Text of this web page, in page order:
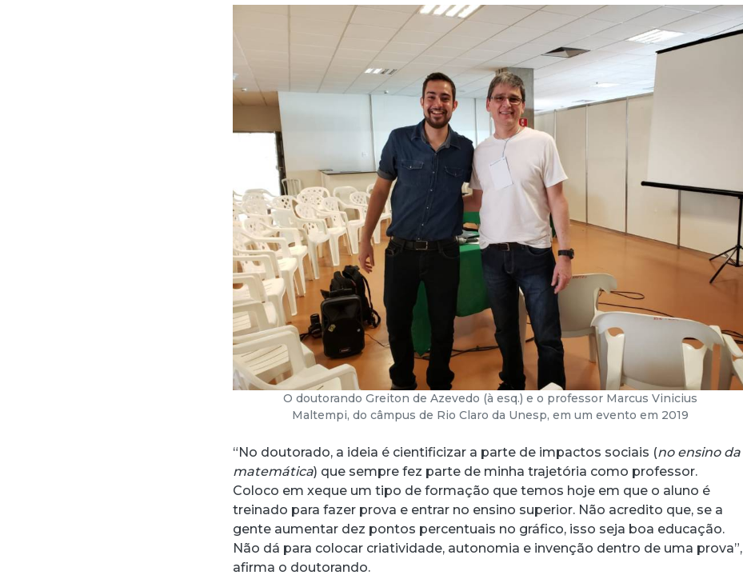
O doutorando Greiton de Azevedo (à esq.) e o professor Marcus Vinicius
Maltempi, do câmpus de Rio Claro da Unesp, em um evento em 2019
“No doutorado, a ideia é cientificizar a parte de impactos sociais (no ensino da
matemática) que sempre fez parte de minha trajetória como professor.
Coloco em xeque um tipo de formação que temos hoje em que o aluno é
treinado para fazer prova e entrar no ensino superior. Não acredito que, se a
gente aumentar dez pontos percentuais no gráfico, isso seja boa educação.
Não dá para colocar criatividade, autonomia e invenção dentro de uma prova”,
afirma o doutorando.